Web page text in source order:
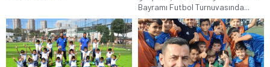
Bayramı Futbol Turnuvasında...